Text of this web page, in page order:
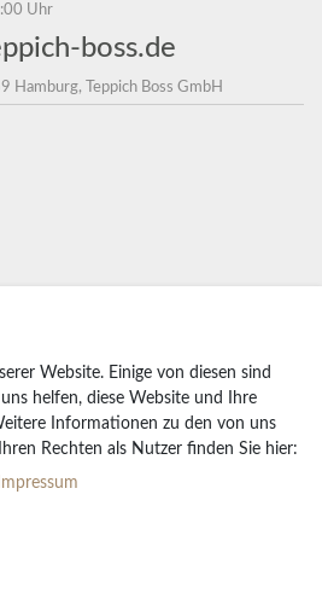
Uhr
boss.de
Hamburg, Teppich Boss GmbH
Website. Einige von diesen sind
helfen, diese Website und Ihre
Informationen zu den von uns
Rechten als Nutzer finden Sie hier:
Impressum